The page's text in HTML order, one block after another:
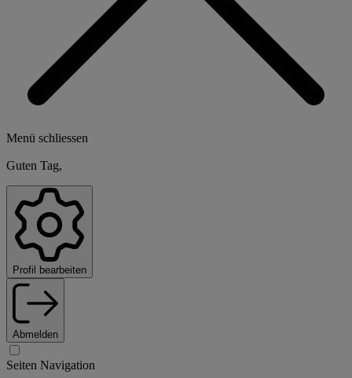
Menü schliessen
Guten Tag,
Profil bearbeiten
Abmelden
Seiten Navigation